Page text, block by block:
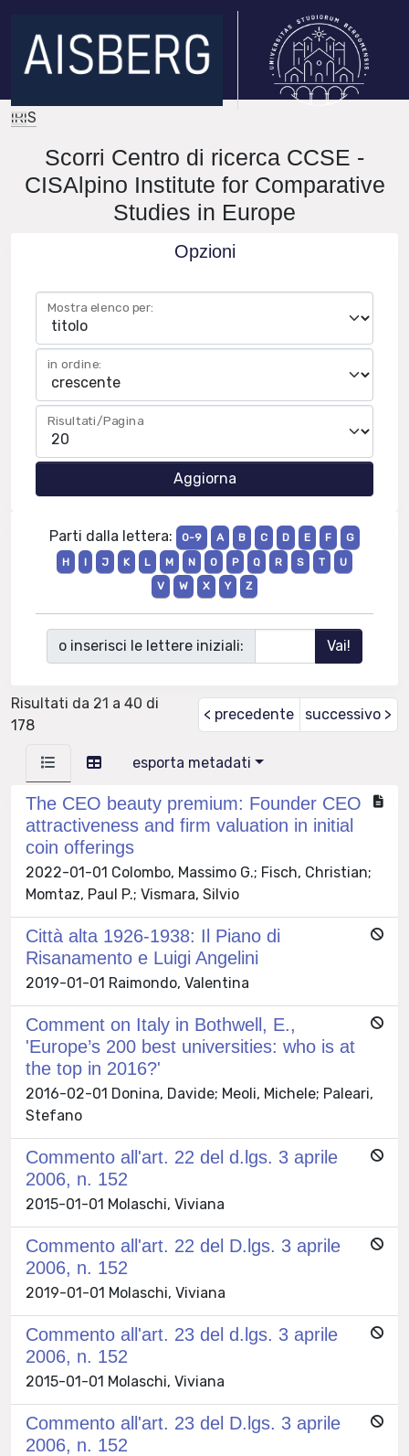
IRIS
Scorri Centro di ricerca CCSE -
CISAlpino Institute for Comparative
Studies in Europe
Opzioni
Mostra elenco per:
in ordine:
Risultati/Pagina
Parti dalla lettera: 0-9 A B C D E F
G
H
I J K L M N O P Q R S T
U
V
W X Y Z
o inserisci le lettere iniziali:
Risultati da 21 a 40 di
178
< precedente successivo >
esporta metadati
The CEO beauty premium: Founder CEO
attractiveness and firm valuation in initial
coin offerings
2022-01-01 Colombo, Massimo G.; Fisch, Christian;
Momtaz, Paul P.; Vismara, Silvio
Città alta 1926-1938: Il Piano di
Risanamento e Luigi Angelini
2019-01-01 Raimondo, Valentina
Comment on Italy in Bothwell, E.,
'Europe’s 200 best universities: who is at
the top in 2016?'
2016-02-01 Donina, Davide; Meoli, Michele; Paleari,
Stefano
Commento all'art. 22 del d.lgs. 3 aprile
2006, n. 152
2015-01-01 Molaschi, Viviana
Commento all'art. 22 del D.lgs. 3 aprile
2006, n. 152
2019-01-01 Molaschi, Viviana
Commento all'art. 23 del d.lgs. 3 aprile
2006, n. 152
2015-01-01 Molaschi, Viviana
Commento all'art. 23 del D.lgs. 3 aprile
2006, n. 152